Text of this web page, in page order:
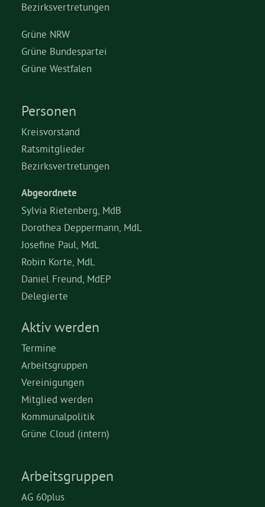
Bezirksvertretungen
Grüne NRW
Grüne Bundespartei
Grüne Westfalen
Personen
Kreisvorstand
Ratsmitglieder
Bezirksvertretungen
Abgeordnete
Sylvia Rietenberg, MdB
Dorothea Deppermann, MdL
Josefine Paul, MdL
Robin Korte, MdL
Daniel Freund, MdEP
Delegierte
Aktiv werden
Termine
Arbeitsgruppen
Vereinigungen
Mitglied werden
Kommunalpolitik
Grüne Cloud (intern)
Arbeitsgruppen
AG 60plus